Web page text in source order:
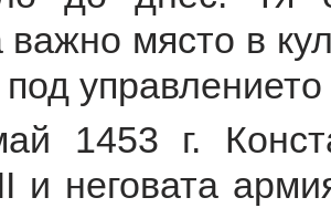
място в
1453 г.
и неговата